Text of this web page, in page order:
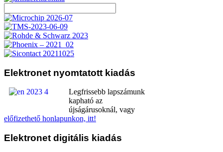
Elektronet nyomtatott kiadás
Legfrissebb lapszámunk
kapható az
újságárusoknál, vagy
előfizethető honlapunkon, itt!
Elektronet digitális kiadás